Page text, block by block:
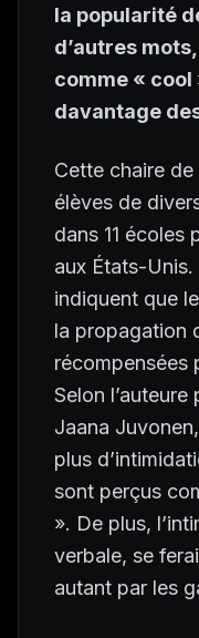
la popularité
d’autres
comme «
davantage
Cette chaire
élèves de
dans 11 écoles
aux États-
indiquent que
la propagation
récompensées
Selon l’auteure
Jaana
plus
sont perçus
». De plus,
verbale, se
autant par les